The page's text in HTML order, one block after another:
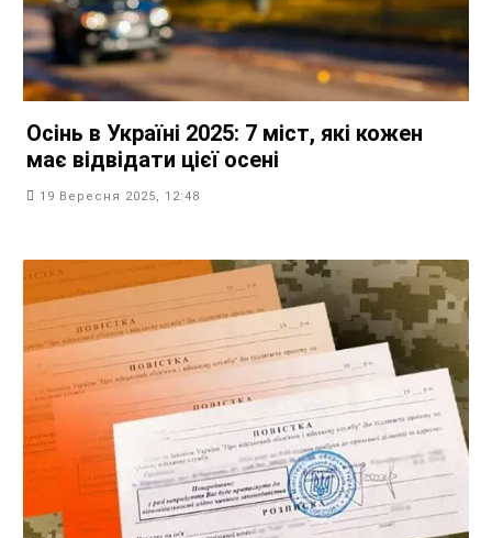
Осінь в Україні 2025: 7 міст, які кожен
має відвідати цієї осені
19 Вересня 2025, 12:48